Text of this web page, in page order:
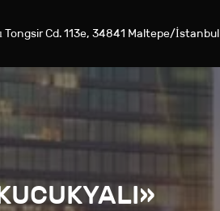
Tongsir Cd. 113e, 34841 Maltepe/İstanbul